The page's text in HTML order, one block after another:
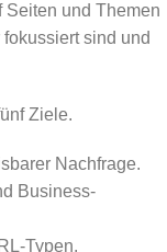
Seiten und Themen
sind und
Ziele.
Nachfrage.
Business-
Typen.